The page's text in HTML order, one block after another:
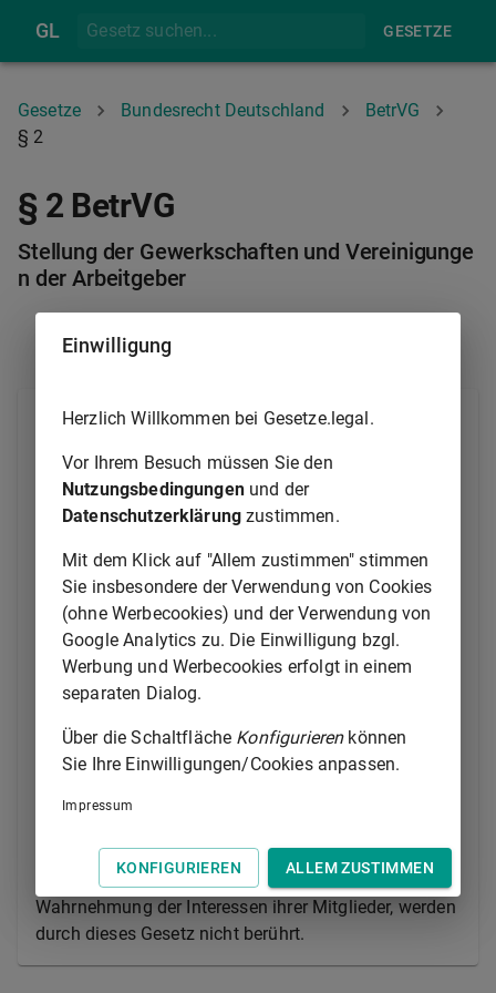
GL GESETZE
Gesetze Bundesrecht Deutschland
BetrVG
§ 2
§ 2 BetrVG
Stellung der Gewerkschaften und Vereinigunge
n der Arbeitgeber
§ 1
(1) Arbeitgeber und Betriebsrat arbeiten unter
und im Zusammenwirken mit den im Betrieb
vertretenen Gewerkschaften und
Arbeitgebervereinigungen zum Wohl der
Arbeitnehmer und des Betriebs zusammen.
(2) Zur Wahrnehmung der in diesem Gesetz
genannten Aufgaben und Befugnisse der im Betrieb
vertretenen Gewerkschaften ist deren Beauftragten
nach Unterrichtung des Arbeitgebers oder seines
Vertreters Zugang zum Betrieb zu gewähren, soweit
dem nicht unumgängliche Notwendigkeiten des
Betriebsablaufs, zwingende Sicherheitsvorschriften
entgegenstehen.
(3) Die Aufgaben der Gewerkschaften und der
Vereinigungen der Arbeitgeber, insbesondere die
Wahrnehmung der Interessen ihrer Mitglieder, werden
durch dieses Gesetz nicht berührt.
Einwilligung
Herzlich Willkommen bei Gesetze.legal.
Vor Ihrem Besuch müssen Sie den
Nutzungsbedingungenund der
Datenschutzerklärung zustimmen.
Mit dem Klick auf "Allem zustimmen" stimmen
Sie insbesondere der Verwendung von Cookies
(ohne Werbecookies) und der Verwendung von
Google Analytics zu. Die Einwilligung bzgl.
Werbung und Werbecookies erfolgt in einem
separaten Dialog.
Über die Schaltfläche Konfigurierenkönnen
Sie Ihre Einwilligungen/Cookies anpassen.
Impressum
KONFIGURIEREN ALLEM ZUSTIMMEN